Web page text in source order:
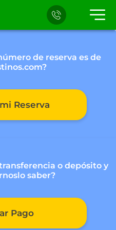
de reserva es de
Reserva
o depósito y
saber?
Pago